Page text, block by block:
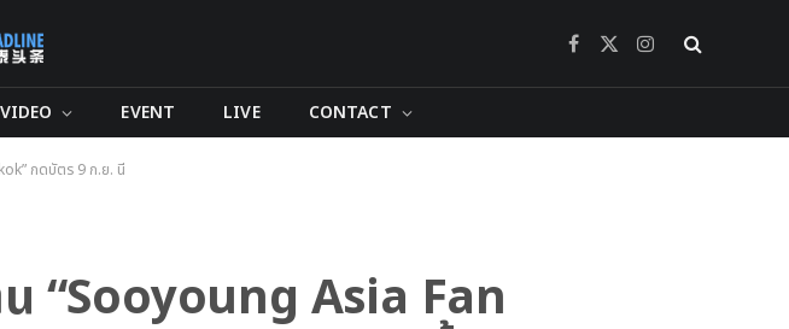
Facebook
X
Instagram
VIDEO EVENT LIVE CONTACT
กดบัตร 9 ก.ย. นี้
“Sooyoung Asia Fan